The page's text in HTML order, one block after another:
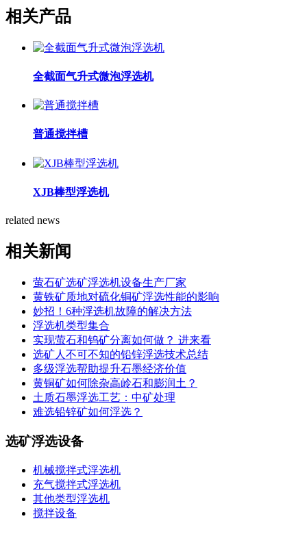
相关产品
全截面气升式微泡浮选机
普通搅拌槽
XJB棒型浮选机
related news
相关新闻
萤石矿选矿浮选机设备生产厂家
黄铁矿质地对硫化铜矿浮选性能的影响
妙招！6种浮选机故障的解决方法
浮选机类型集合
实现萤石和钨矿分离如何做？ 进来看
选矿人不可不知的铅锌浮选技术总结
多级浮选帮助提升石墨经济价值
黄铜矿如何除杂高岭石和膨润土？
土质石墨浮选工艺：中矿处理
难选铅锌矿如何浮选？
选矿浮选设备
机械搅拌式浮选机
充气搅拌式浮选机
其他类型浮选机
搅拌设备